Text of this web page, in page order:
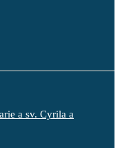
a sv. Cyrila a